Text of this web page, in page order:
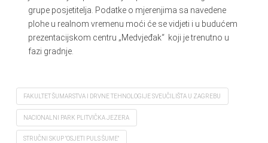
grupe posjetitelja. Podatke o mjerenjima sa navedene
plohe u realnom vremenu moći će se vidjeti i u budućem
prezentacijskom centru „Medvjeđak“ koji je trenutno u
fazi gradnje.
FAKULTET ŠUMARSTVA I DRVNE TEHNOLOGIJE SVEUČILIŠTA U ZAGREBU
NACIONALNI PARK PLITVIČKA JEZERA
STRUČNI SKUP "OSJETI PULS ŠUME"